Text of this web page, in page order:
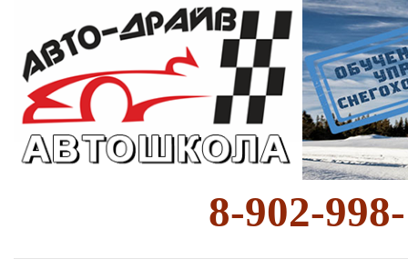
8-902-